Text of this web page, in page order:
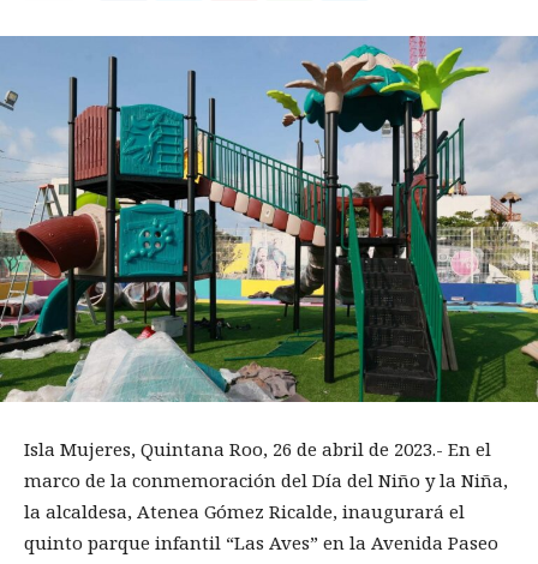
Isla Mujeres, Quintana Roo, 26 de abril de 2023.- En el
marco de la conmemoración del Día del Niño y la Niña,
la alcaldesa, Atenea Gómez Ricalde, inaugurará el
quinto parque infantil “Las Aves” en la Avenida Paseo